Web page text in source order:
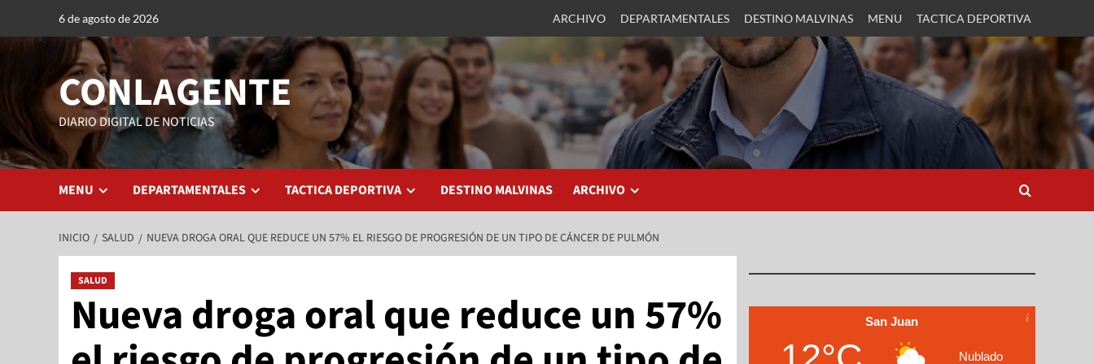
6 de agosto de 2026 ARCHIVO DEPARTAMENTALES DESTINO MALVINAS MENU TACTICA DEPORTIVA
CONLAGENTE
DIARIO DIGITAL DE NOTICIAS
MENU DEPARTAMENTALES TACTICA DEPORTIVA DESTINO MALVINAS ARCHIVO
INICIO SALUD NUEVA DROGA ORAL QUE REDUCE UN 57% EL RIESGO DE PROGRESIÓN DE UN TIPO DE CÁNCER DE PULMÓN
SALUD
Nueva droga oral que reduce un 57% San Juan
Nublado